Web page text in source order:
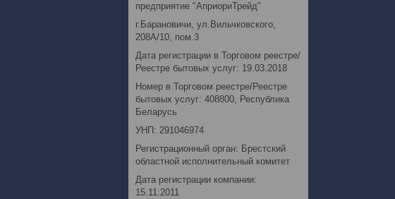
предприятие "АприориТрейд"
г.Барановичи, ул.Вильчковского,
208А/10, пом.3
Дата регистрации в Торговом реестре/
Реестре бытовых услуг: 19.03.2018
Номер в Торговом реестре/Реестре
бытовых услуг: 408800, Республика
Беларусь
УНП: 291046974
Регистрационный орган: Брестский
областной исполнительный комитет
Дата регистрации компании:
15.11.2011